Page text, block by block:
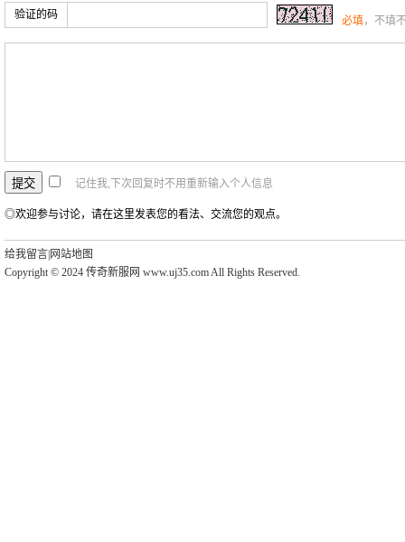
验证的码 必填，不填
记住我,下次回复时不用重新输入个人信息
◎欢迎参与讨论，请在这里发表您的看法、交流您的观点。
给我留言 网站地图
Copyright © 2024 传奇新服网 www.uj35.com All Rights Reserved.